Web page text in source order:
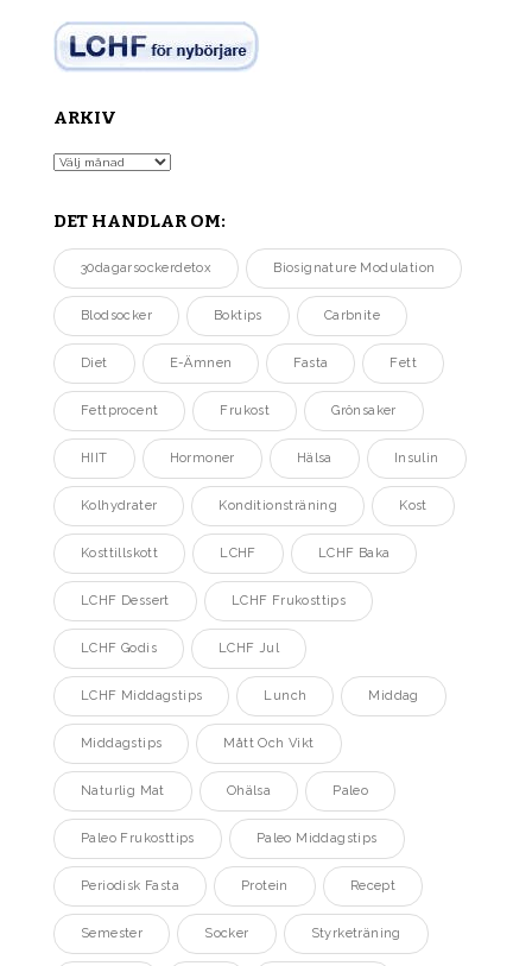
ARKIV
Arkiv
DET HANDLAR OM:
30dagarsockerdetox Biosignature Modulation
Blodsocker Boktips Carbnite
Diet E-Ämnen Fasta Fett
Fettprocent Frukost Grönsaker
HIIT Hormoner Hälsa Insulin
Kolhydrater Konditionsträning Kost
Kosttillskott LCHF LCHF Baka
LCHF Dessert LCHF Frukosttips
LCHF Godis LCHF Jul
LCHF Middagstips Lunch Middag
Middagstips Mått Och Vikt
Naturlig Mat Ohälsa Paleo
Paleo Frukosttips Paleo Middagstips
Periodisk Fasta Protein Recept
Semester Socker Styrketräning